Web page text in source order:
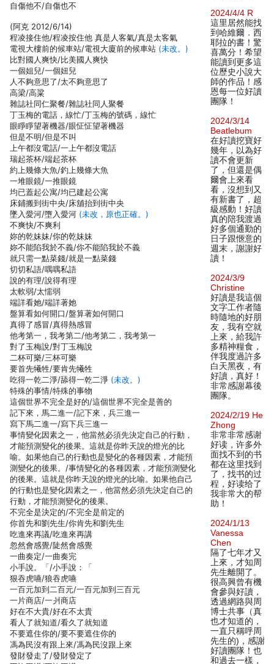
自傷他不/自傷也不
(阿克 2012/6/14)
程凌接住他/程凌按住他 真是人客氣/真是太客氣
電視大樓前的候車站/電視大廈前的候車站 (未改。)
比對國人爽快/比美國人爽快
一個姐兒/一個妞兒
人不夠意思了/太不夠意思了
高梁/高粱
雜誌社同仁聚餐/雜誌社同人聚餐
丁玉梅的電話，線忙/丁玉梅的號碼，線忙
眼睜睜望著機器/眼怔怔望著機器
但是不明/但是不叫
上午都沒電話/一上午都沒電話
瑞起茶杯/端起茶杯
約上幾條大魚/釣上幾條大魚
一堆眼鏡/一推眼鏡
均已蓋起公寓/均已建起公寓
床鋪搬到街中央/床舖抬到街中央
墜入愛河/墮入愛河 (未改，原也正確。)
不爽快/不爽利
妳的乾妹妹/你的乾妹妹
妳不能陷我於不義/你不能陷我於不義
就只需一點菜錢/就是一點菜錢
切切私語/喁喁私語
說的有理/說得有理
太軟弱/太懦弱
端詳看她/端詳著她
盤算看如何開口/盤算著如何開口
真得了感冒/真得熱感冒
他考第一，我考第二/他考第二，我考第一
對了玉梅說/對丁玉梅說
二杯可樂/三杯可樂
要首先犧牲/要肯先犧牲
吃得一乾二淨/舔得一乾二淨 (未改。)
特殊的事情/特殊的事物
這個世界不完全是好的/這個世界不完全是善的
記下來，馬二進一/記下來，兵三進一
寫下馬二進一/寫下兵三進一
事情變化因素之一，他當然必須先決定自己的行動，
才能預測變化的後果。這就是你昨天說的燈光的比
喻。如果他自己的行動也是變化的各種因素，才能預
測變化的後果。/事情變化的各種因素，才能預測變化
的後果。這就是你昨天說的燈光的比喻。如果他自己
的行動也是變化因素之一，他當然必須先決定自己的
行動，才能預測變化的後果。
不完全是決定的/不完全是前定的
你首先和劉先生/你肯先和劉先生
吃進來再議/吃進來再講
忽然會感覺/陡然會感覺
一曲奏定/一曲奏完
小手說。「/小手說：「
狠吞虎嚥/狼吞虎嚥
一百元加到二百元/一百元加到三百元
一片商店/一爿商店
好在不大貴/好在不太貴
看人了就知道/看久了就知道
不要遮住你的/要不要遮住你的
馮為民沒有跟上來/馮為民沒跟上來
發財發走了/發財發定了
2024/4/4 R
這里居然能找
到哈維爾．西
耶拉的書！驚
喜萬分！希望
能讀到更多這
位歷史小說大
師的作品！感
恩每一位好讀
團隊！
2024/3/14
Beatlebum
在好讀挖寶好
幾年，以為好
讀不會更新
了，但還是偶
爾會上來看
看，沒想到又
有新書了，超
級感動！好讀
真的陪我渡過
好多個通勤的
日子跟愜意的
週末，謝謝好
讀！
2024/3/9
Christine
好讀是我這個
文字工作者隨
時隨地的好朋
友，我有空就
上來，給我許
多精神糧食，
伴我度過許多
白天黑夜，有
好讀，真好！
非常感謝幕後
團隊。
2024/2/19 He
Zhong
非常非常感谢
好读，许多外
面找不到的书
都在这里找到
了，找书的过
程，好读给了
我非常大的帮
助！
2024/1/13
Vanessa
Chen
隔了七年才又
上來，才知周
先生離開了。
很高興曾有機
會參與好讀，
透過網路與周
博士共事（真
也才知道的，
一直只稱呼周
先生的)，感謝
好讀團隊！也
和過去一樣，